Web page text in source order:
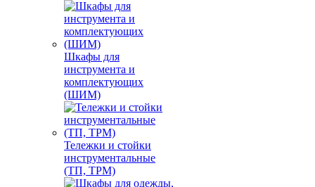
Шкафы для
инструмента и
комплектующих
(ШИМ)
Тележки и стойки
инструментальные
(ТП, ТРМ)